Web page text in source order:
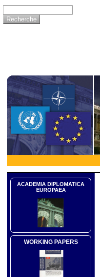
ACADEMIA DIPLOMATICA
EUROPAEA
WORKING PAPERS